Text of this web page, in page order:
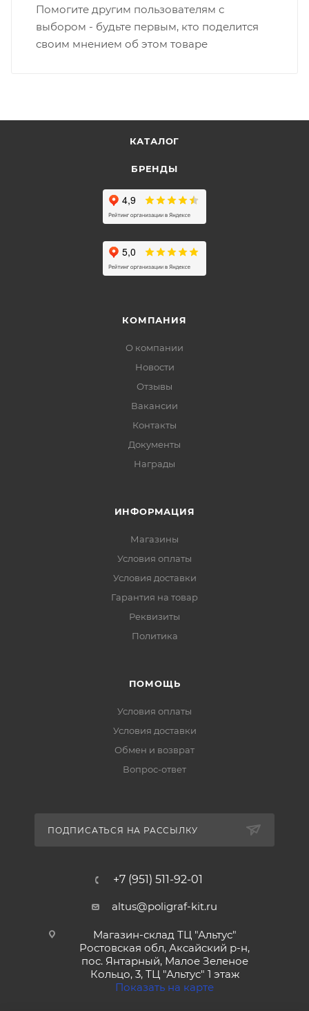
Помогите другим пользователям с
выбором - будьте первым, кто поделится
своим мнением об этом товаре
КАТАЛОГ
БРЕНДЫ
КОМПАНИЯ
О компании
Новости
Отзывы
Вакансии
Контакты
Документы
Награды
ИНФОРМАЦИЯ
Магазины
Условия оплаты
Условия доставки
Гарантия на товар
Реквизиты
Политика
ПОМОЩЬ
Условия оплаты
Условия доставки
Обмен и возврат
Вопрос-ответ
ПОДПИСАТЬСЯ НА РАССЫЛКУ
+7 (951) 511-92-01
altus@poligraf-kit.ru
Магазин-склад ТЦ "Альтус"
Ростовская обл, Аксайский р-н,
пос. Янтарный, Малое Зеленое
Кольцо, 3, ТЦ "Альтус" 1 этаж
Показать на карте